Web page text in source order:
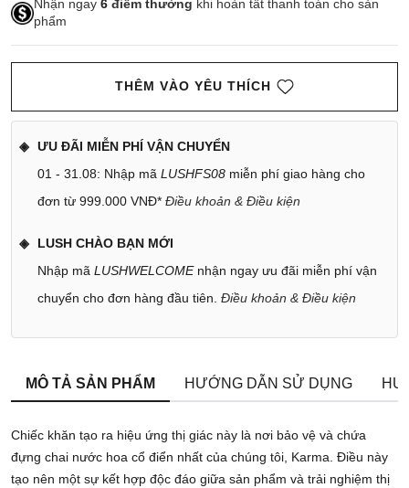
Nhận ngay 6 điểm thưởng khi hoàn tất thanh toán cho sản
phẩm
THÊM VÀO YÊU THÍCH
ƯU ĐÃI MIỄN PHÍ VẬN CHUYỂN
01 - 31.08: Nhập mã LUSHFS08 miễn phí giao hàng cho
đơn từ 999.000 VNĐ* Điều khoản & Điều kiện
LUSH CHÀO BẠN MỚI
Nhập mã LUSHWELCOMEnhận ngay ưu đãi miễn phí vận
chuyển cho đơn hàng đầu tiên. Điều khoản & Điều kiện
MÔ TẢ SẢN PHẨM HƯỚNG DẪN SỬ DỤNG
Chiếc khăn tạo ra hiệu ứng thị giác này là nơi bảo vệ và chứa
đựng chai nước hoa cổ điển nhất của chúng tôi, Karma. Điều này
tạo nên một sự kết hợp độc đáo giữa sản phẩm và trải nghiệm thị